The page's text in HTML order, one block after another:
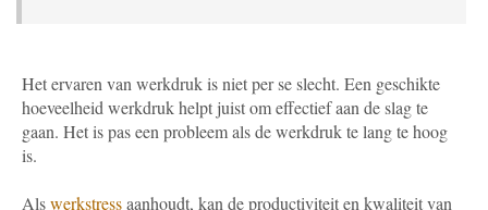
Het ervaren van werkdruk is niet per se slecht. Een geschikte
hoeveelheid werkdruk helpt juist om effectief aan de slag te
gaan. Het is pas een probleem als de werkdruk te lang te hoog
is.
Alswerkstressaanhoudt, kan de productiviteit en kwaliteit van